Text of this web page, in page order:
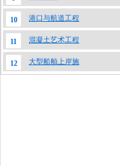
10 港口与航道工程
11 混凝土艺术工程
12 大型船舶上岸施